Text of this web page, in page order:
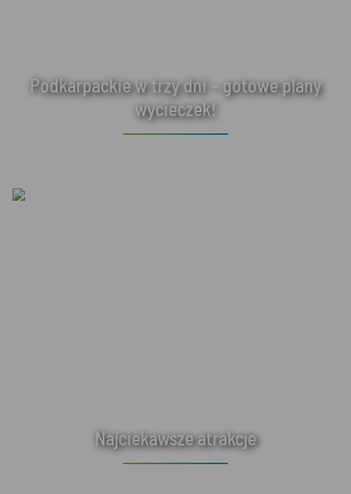
Podkarpackie w trzy dni – gotowe plany
wycieczek!
Najciekawsze atrakcje